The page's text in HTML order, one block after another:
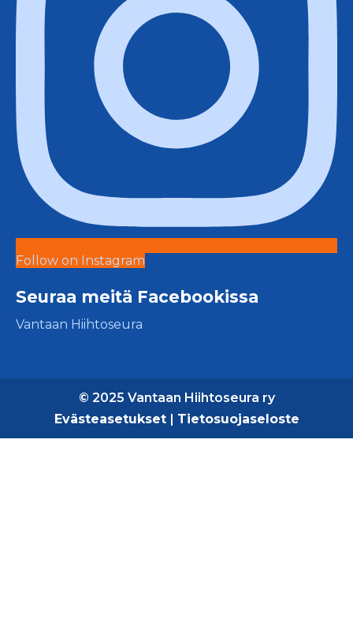
Follow on Instagram
Seuraa meitä Facebookissa
Vantaan Hiihtoseura
© 2025 Vantaan Hiihtoseura ry
Evästeasetukset
Tietosuojaseloste